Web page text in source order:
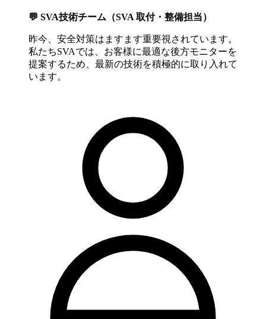
💬 SVA技術チーム（SVA 取付・整備担当）
昨今、安全対策はますます重要視されています。
私たちSVAでは、お客様に最適な後方モニターを
提案するため、最新の技術を積極的に取り入れて
います。